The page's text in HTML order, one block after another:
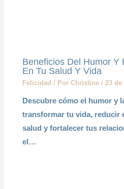
Beneficios Del Humor Y
En Tu Salud Y Vida
Felicidad / PorChristine/23 de
Descubre cómo el humor y
transformar tu vida, reducir
salud y fortalecer tus
el…